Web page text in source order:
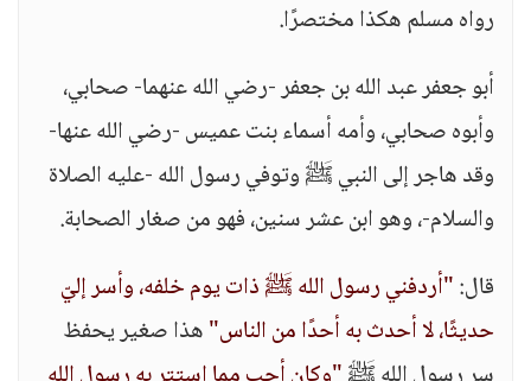
رواه مسلم هكذا مختصرًا.
أبو جعفر عبد الله بن جعفر -رضي الله عنهما- صحابي،
وأبوه صحابي، وأمه أسماء بنت عميس -رضي الله عنها-
وقد هاجر إلى النبي ﷺ وتوفي رسول الله -عليه الصلاة
والسلام-، وهو ابن عشر سنين، فهو من صغار الصحابة.
قال:"أردفني رسول الله ﷺ ذات يوم خلفه، وأسر إليّ
حديثًا، لا أحدث به أحدًا من الناس"هذا صغير يحفظ